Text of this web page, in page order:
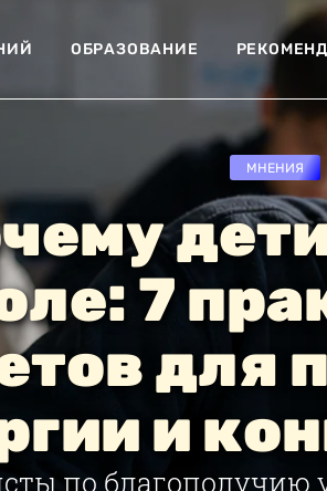
ОБРАЗОВАНИЕ
МНЕНИЯ
7
для
и
по благополучию